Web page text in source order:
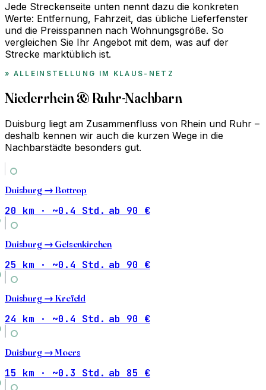
Jede Streckenseite unten nennt dazu die konkreten
Werte: Entfernung, Fahrzeit, das übliche Lieferfenster
und die Preisspannen nach Wohnungsgröße. So
vergleichen Sie Ihr Angebot mit dem, was auf der
Strecke marktüblich ist.
ALLEINSTELLUNG IM KLAUS-NETZ
Niederrhein & Ruhr-Nachbarn
Duisburg liegt am Zusammenfluss von Rhein und Ruhr –
deshalb kennen wir auch die kurzen Wege in die
Nachbarstädte besonders gut.
Duisburg → Bottrop
20 km · ~0.4 Std. ab 90 €
Duisburg → Gelsenkirchen
25 km · ~0.4 Std. ab 90 €
Duisburg → Krefeld
24 km · ~0.4 Std. ab 90 €
Duisburg →Moers
15 km · ~0.3 Std. ab 85 €